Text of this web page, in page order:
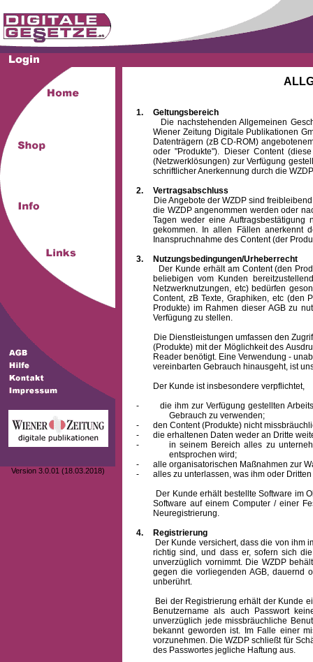
Version 3.0.01 (18.03.2018)
1.
Geltungsbereich
Die nachstehenden Allgemeinen
Wiener Zeitung Digitale Publikationen
Datenträgern (zB CD-ROM)
oder "Produkte"). Dieser Content
(Netzwerklösungen) zur Verfügung
schriftlicher Anerkennung durch die
2.
Vertragsabschluss
Die Angebote der WZDP sind freibleibend.
die WZDP angenommen werden oder
Tagen weder eine
gekommen. In allen Fällen anerkennt
Inanspruchnahme des Content (der
3.
Nutzungsbedingungen/Urheberrecht
Der Kunde erhält am Content (den
beliebigen vom Kunden
Netzwerknutzungen, etc) bedürfen
Content, zB Texte, Graphiken, etc (den
Produkte) im Rahmen dieser AGB zu
Verfügung zu stellen.
Die Dienstleistungen umfassen den Zugriff
(Produkte) mit der Möglichkeit des
Reader benötigt. Eine Verwendung -
vereinbarten Gebrauch hinausgeht, ist
Der Kunde ist insbesondere verpflichtet,
-
die ihm zur Verfügung gestellten
Gebrauch zu verwenden;
-
den Content (Produkte) nicht
-
die erhaltenen Daten weder an Dritte
-
in seinem Bereich alles zu
entsprochen wird;
-
alle organisatorischen Maßnahmen zur
-
alles zu unterlassen, was ihm oder
Der Kunde erhält bestellte Software im
Software auf einem Computer / einer
Neuregistrierung.
4.
Registrierung
Der Kunde versichert, dass die von ihm
richtig sind, und dass er, sofern sich
unverzüglich vornimmt. Die WZDP
gegen die vorliegenden AGB, dauernd
unberührt.
Bei der Registrierung erhält der Kunde
Benutzernameals auch Passwort
unverzüglich jede missbräuchliche
bekannt geworden ist. Im Falle einer
vorzunehmen. Die WZDP schließt für
des Passwortes jegliche Haftung aus.